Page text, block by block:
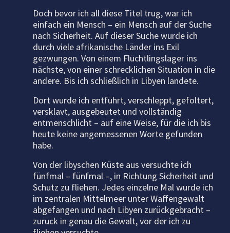
Doch bevor ich all diese Titel trug, war ich
einfach ein Mensch – ein Mensch auf der Suche
nach Sicherheit. Auf dieser Suche wurde ich
durch viele afrikanische Länder ins Exil
gezwungen. Von einem Flüchtlingslager ins
nächste, von einer schrecklichen Situation in die
andere. Bis ich schließlich in Libyen landete.
Dort wurde ich entführt, verschleppt, gefoltert,
versklavt, ausgebeutet und vollständig
entmenschlicht – auf eine Weise, für die ich bis
heute keine angemessenen Worte gefunden
habe.
Von der libyschen Küste aus versuchte ich
fünfmal – fünfmal –, in Richtung Sicherheit und
Schutz zu fliehen. Jedes einzelne Mal wurde ich
im zentralen Mittelmeer unter Waffengewalt
abgefangen und nach Libyen zurückgebracht –
zurück in genau die Gewalt, vor der ich zu